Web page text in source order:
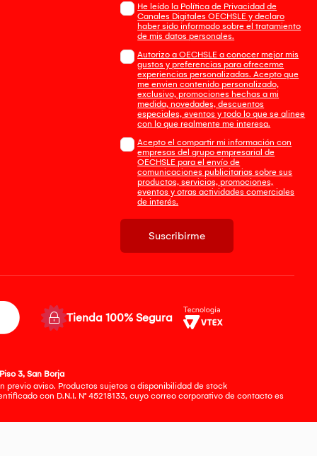
He leído la Política de Privacidad de
Canales Digitales OECHSLE y declaro
haber sido informado sobre el tratamiento
de mis datos personales.
Autorizo a OECHSLE a conocer mejor mis
gustos y preferencias para ofrecerme
experiencias personalizadas. Acepto que
me envien contenido personalizado,
exclusivo, promociones hechas a mi
medida, novedades, descuentos
especiales, eventos y todo lo que se alinee
con lo que realmente me interesa.
Acepto el compartir mi información con
empresas del grupo empresarial de
OECHSLE para el envío de
comunicaciones publicitarias sobre sus
productos, servicios, promociones,
eventos y otras actividades comerciales
de interés.
Suscribirme
Tienda 100% Segura
3, San Borja
previo aviso. Productos sujetos a disponibilidad de stock
con D.N.I. N° 45218133, cuyo correo corporativo de contacto es